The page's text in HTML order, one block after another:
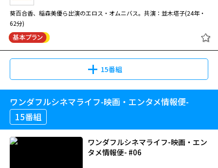
葵百合香、稲森美優ら出演のエロス・オムニバス。共演：並木塔子(24年・
62分)
15番組
ワンダフルシネマライフ-映画・エンタメ情報便-
15番組
ワンダフルシネマライフ-映画・エン
タメ情報便- #06